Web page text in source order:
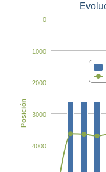
Posición
0
1000
2000
3000
4000